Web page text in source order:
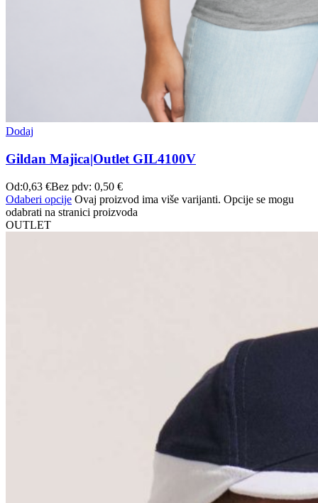
Dodaj
Gildan Majica|Outlet GIL4100V
Od:0,63 €Bez pdv: 0,50 €
Odaberi opcije Ovaj proizvod ima više varijanti. Opcije se mogu
odabrati na stranici proizvoda
OUTLET